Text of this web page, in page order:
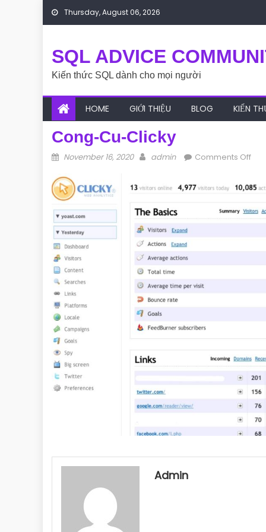
Skip to content
Thursday, August 06, 2026
SQL ADVICE
Kiến thức SQL dành cho mọi người
HOME GIỚI THIỆU BLOG KIẾN
Cong-Cu-Clicky
Posted on
November 16, 2020 Author
admin Comments Off
Admin